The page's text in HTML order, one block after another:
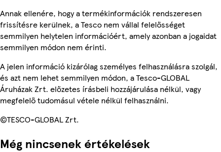
Annak ellenére, hogy a termékinformációk rendszeresen
frissítésre kerülnek, a Tesco nem vállal felelősséget
semmilyen helytelen információért, amely azonban a jogaidat
semmilyen módon nem érinti.
A jelen információ kizárólag személyes felhasználásra szolgál,
és azt nem lehet semmilyen módon, a Tesco-GLOBAL
Áruházak Zrt. előzetes írásbeli hozzájárulása nélkül, vagy
megfelelő tudomásul vétele nélkül felhasználni.
©TESCO-GLOBAL Zrt.
Még nincsenek értékelések